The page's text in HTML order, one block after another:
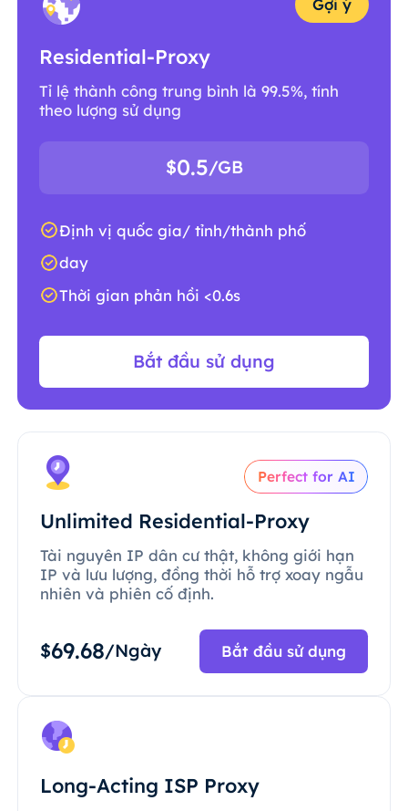
Gợi ý
Residential-Proxy
Tỉ lệ thành công trung bình là 99.5%, tính
theo lượng sử dụng
$0.5/GB
Định vị quốc gia/ tỉnh/thành phố
day
Thời gian phản hồi <0.6s
Bắt đầu sử dụng
Perfect for AI
Unlimited Residential-Proxy
Tài nguyên IP dân cư thật, không giới hạn
IP và lưu lượng, đồng thời hỗ trợ xoay ngẫu
nhiên và phiên cố định.
$69.68/Ngày Bắt đầu sử dụng
Long-Acting ISP Proxy